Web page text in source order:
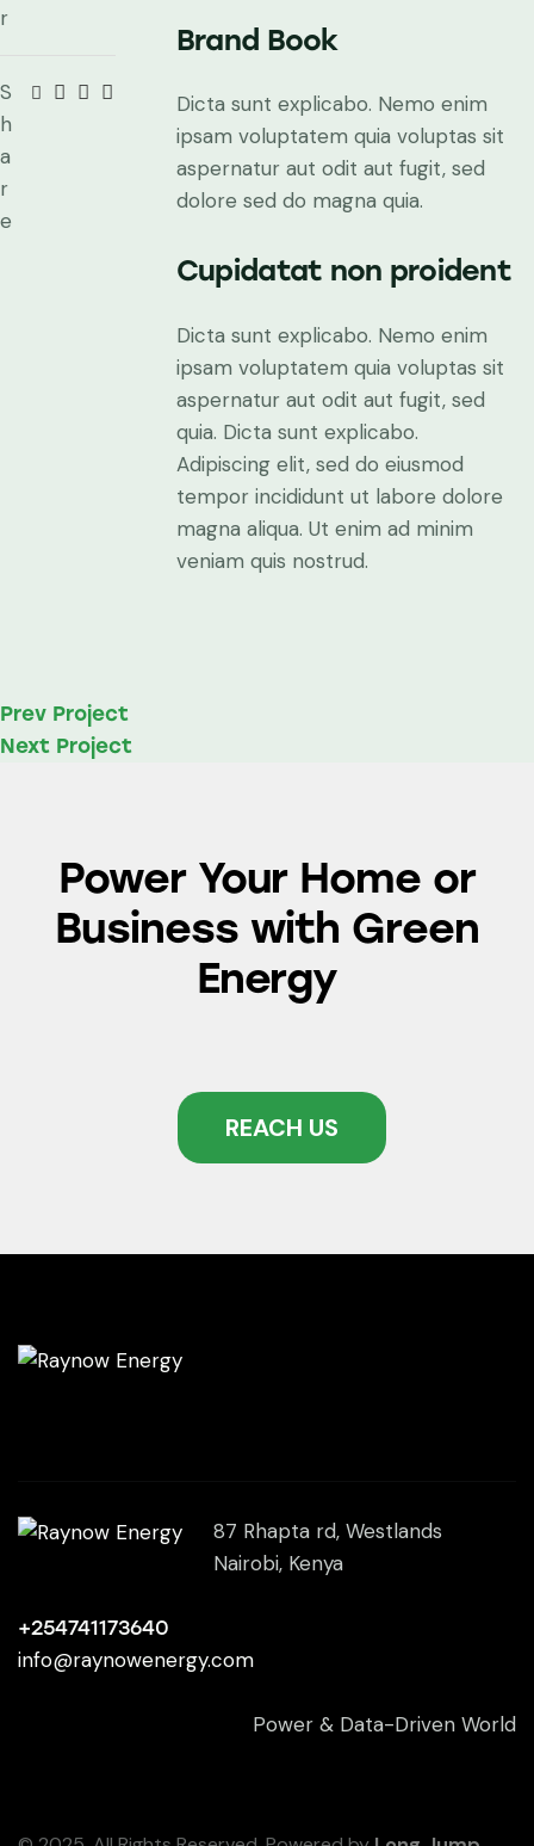
r
S
h
a
r
e
Brand Book
Dicta sunt explicabo. Nemo enim
ipsam voluptatem quia voluptas sit
aspernatur aut odit aut fugit, sed
dolore sed do magna quia.
Cupidatat non proident
Dicta sunt explicabo. Nemo enim
ipsam voluptatem quia voluptas sit
aspernatur aut odit aut fugit, sed
quia. Dicta sunt explicabo.
Adipiscing elit, sed do eiusmod
tempor incididunt ut labore dolore
magna aliqua. Ut enim ad minim
veniam quis nostrud.
Prev Project
Next Project
Power Your Home or
Business with Green
Energy
REACH US
87 Rhapta rd, Westlands
Nairobi, Kenya
+254741173640
info@raynowenergy.com
Power & Data-Driven World